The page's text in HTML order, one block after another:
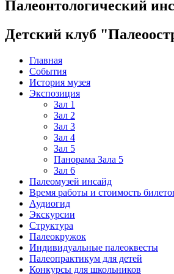
Палеонтологический
Детский клуб
Главная
События
История музея
Экспозиция
Зал 1
Зал 2
Зал 3
Зал 4
Зал 5
Панорама Зала 5
Зал 6
Палеомузей инсайд
Время работы и стоимость
Аудиогид
Экскурсии
Структура
Палеокружок
Индивидуальные палеоквесты
Палеопрактикум для детей
Конкурсы для школьников